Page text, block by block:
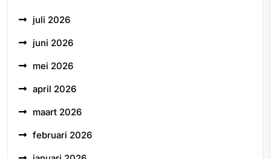
juli 2026
juni 2026
mei 2026
april 2026
maart 2026
februari 2026